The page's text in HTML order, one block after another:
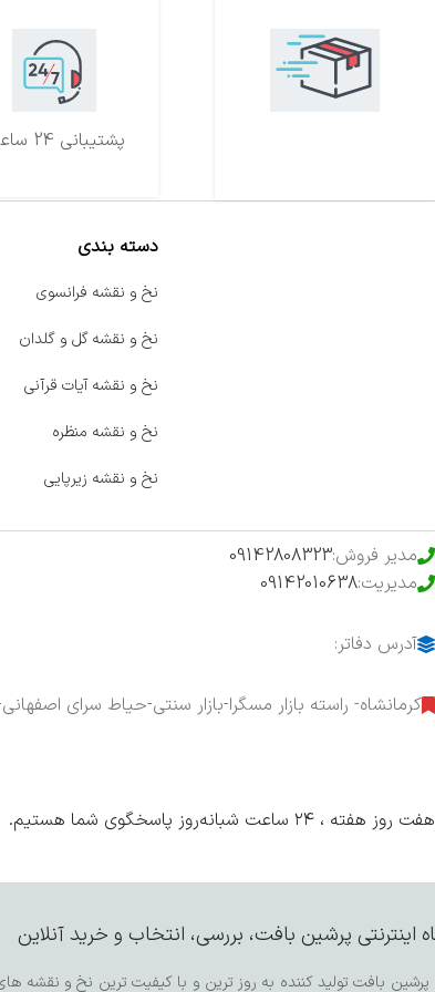
پشتیبانی 24 ساعته
دسته بندی
نخ و نقشه فرانسوی
نخ و نقشه گل و گلدان
نخ و نقشه آیات قرآنی
نخ و نقشه منظره
نخ و نقشه زیرپایی
مدیر فروش:09142808323
مدیریت:09142010638
آدرس دفاتر:
کرمانشاه- راسته بازار مسگرا-بازار سنتی-حیاط سرای
هفت روز هفته ، ۲۴ ساعت شبانه‌روز پاسخگوی شما هستیم.
اینترنتی پرشین بافت، بررسی، انتخاب و خرید آنلاین
بافت تولید کننده به روز ترین و با کیفیت ترین نخ و نقشه